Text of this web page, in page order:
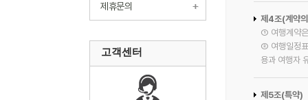
제휴문의
고객센터
제4조(계약
① 여행계약
② 여행일정표
용과 여행자
제5조(특약)